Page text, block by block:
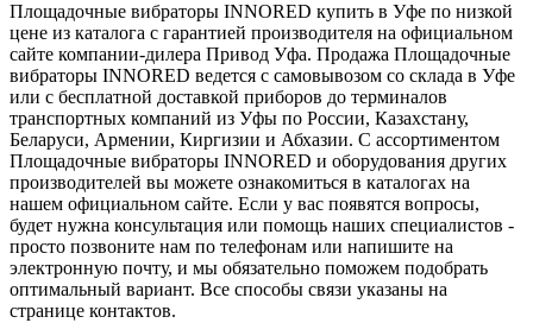
Площадочные вибраторы INNORED купить в Уфе по низкой
цене из каталога с гарантией производителя на официальном
сайте компании-дилера Привод Уфа. Продажа Площадочные
вибраторы INNORED ведется с самовывозом со склада в Уфе
или с бесплатной доставкой приборов до терминалов
транспортных компаний из Уфы по России, Казахстану,
Беларуси, Армении, Киргизии и Абхазии. С ассортиментом
Площадочные вибраторы INNORED и оборудования других
производителей вы можете ознакомиться в каталогах на
нашем официальном сайте. Если у вас появятся вопросы,
будет нужна консультация или помощь наших специалистов -
просто позвоните нам по телефонам или напишите на
электронную почту, и мы обязательно поможем подобрать
оптимальный вариант. Все способы связи указаны на
странице контактов.